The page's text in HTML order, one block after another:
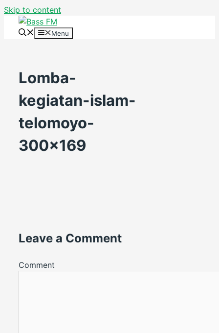
Skip to content
Menu
Lomba-
kegiatan-islam-
telomoyo-
300×169
Leave a Comment
Comment